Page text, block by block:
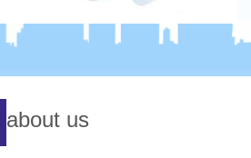
about us